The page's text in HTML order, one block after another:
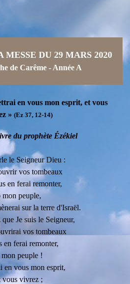
MESSE DU 29 MARS 2020
de Carême - Année A
en vous mon esprit, et vous
» (Ez 37, 12-14)
du prophète Ézékiel
le Seigneur Dieu :
vos tombeaux
en ferai remonter,
mon peuple,
sur la terre d'Israël.
que Je suis le Seigneur,
vos tombeaux
en ferai remonter,
mon peuple !
en vous mon esprit,
vous vivrez ;